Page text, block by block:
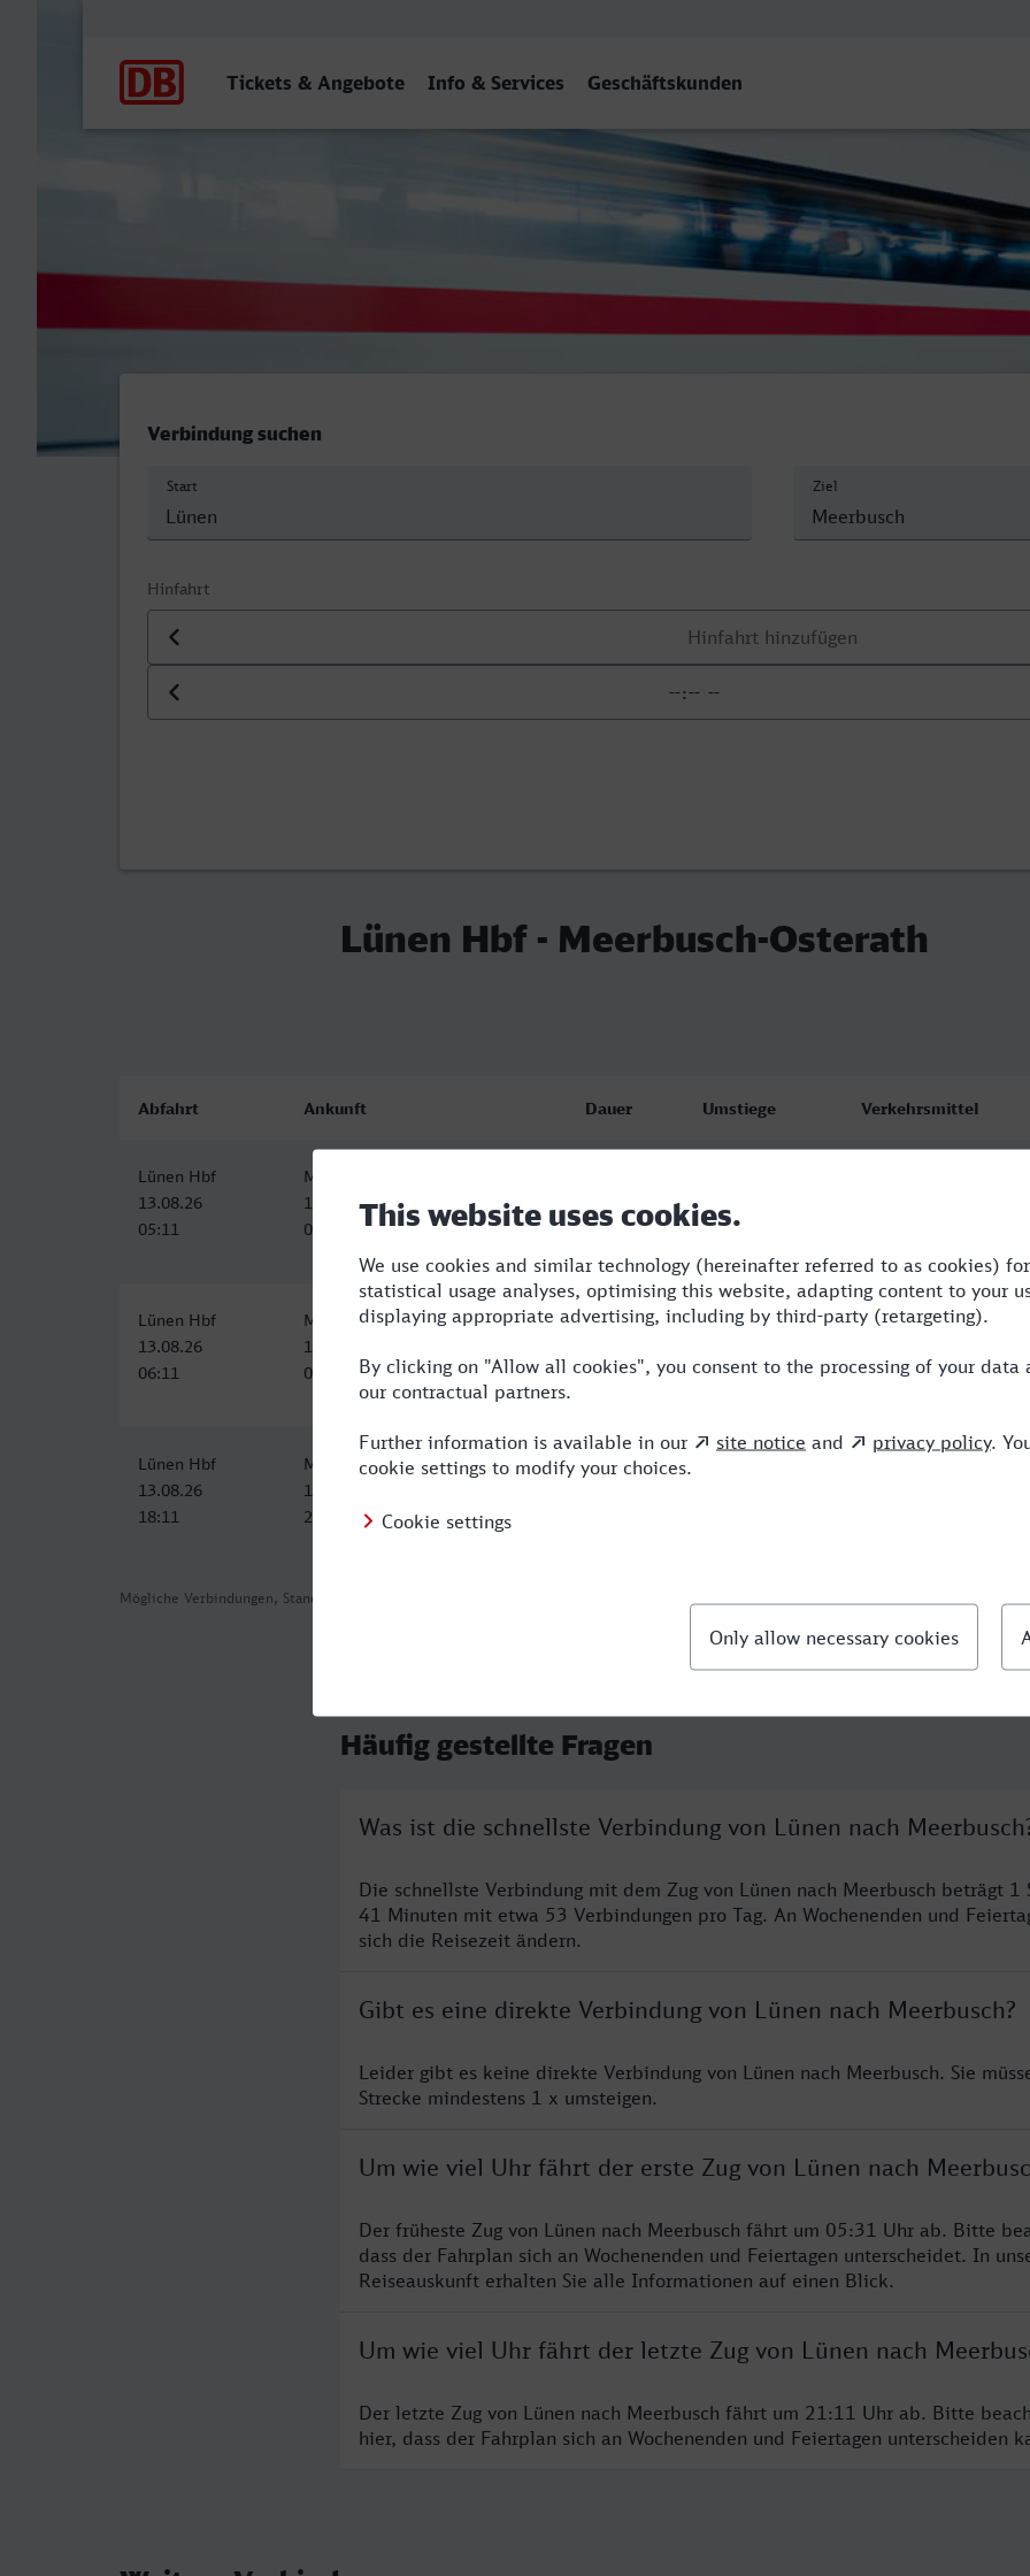
Tickets & Angebote Info & Services Geschäftskunden
Lünen Hbf - Meerbusch-Osterath
Verbindung suchen
Start Ziel
Hinfahrt
Datum der Hinfahrt
Uhrzeit der Hinfahrt
Lünen Hbf - Meerbusch-Osterath
Mögliche Verbindungen, Stand: 2026-07-30 16:18
Abfahrt Ankunft Dauer Umstiege Verkehrsmittel
Lünen Hbf
13.08.26
05:11
Meerbusch-Osterath
13.08.26
06:52
Lünen Hbf
13.08.26
06:11
Meerbusch-Osterath
13.08.26
07:52
1:41 2 RRB,ERB,ICE
Lünen Hbf
13.08.26
18:11
Meerbusch-Osterath
13.08.26
20:05
1:54
Häufig gestellte Fragen
Was ist die schnellste Verbindung von Lünen nach
Die schnellste Verbindung mit dem Zug von Lünen nach Meerbusch beträgt 1
41 Minuten mit etwa 53 Verbindungen pro Tag. An Wochenenden und
sich die Reisezeit ändern.
Gibt es eine direkte Verbindung von Lünen nach Meerbusch?
Leider gibt es keine direkte Verbindung von Lünen nach Meerbusch. Sie
Strecke mindestens 1 x umsteigen.
Um wie viel Uhr fährt der erste Zug von Lünen nach
Der früheste Zug von Lünen nach Meerbusch fährt um 05:31 Uhr ab. Bitte
dass der Fahrplan sich an Wochenenden und Feiertagen unterscheidet. In
Reiseauskunft erhalten Sie alle Informationen auf einen Blick.
Um wie viel Uhr fährt der letzte Zug von Lünen nach
Der letzte Zug von Lünen nach Meerbusch fährt um 21:11 Uhr ab. Bitte
hier, dass der Fahrplan sich an Wochenenden und Feiertagen unterscheiden